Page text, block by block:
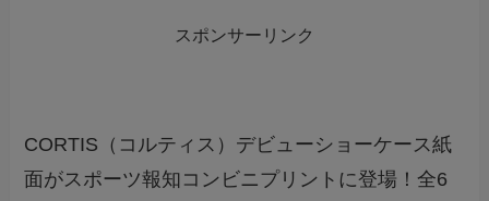
スポンサーリンク
CORTIS（コルティス）デビューショーケース紙
面がスポーツ報知コンビニプリントに登場！全6